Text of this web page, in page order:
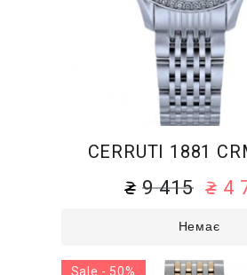
CERRUTI 1881
9 415 4
Немає
Sale - 50%